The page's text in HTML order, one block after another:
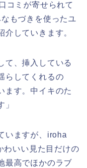
コミが寄せられて
もづきを使ったユ
していきます。
て、挿入している
らしてくれるの
ます。中イキのた
」
いますが、iroha
わいい見た目だけの
最高でほかのラブ